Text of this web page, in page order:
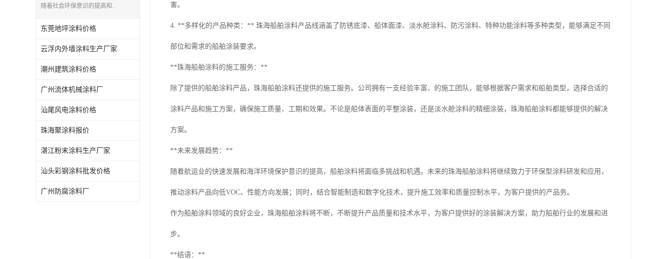
随着社会环保意识的提高和..
东莞地坪涂料价格
云浮内外墙涂料生产厂家
潮州建筑涂料价格
广州流体机械涂料厂
汕尾风电涂料价格
珠海聚涂料报价
湛江粉末涂料生产厂家
汕头彩钢涂料批发价格
广州防腐涂料厂
害。
4. **多样化的产品种类：** 珠海船舶涂料产品线涵盖了防锈底漆、船体面漆、淡水舱涂料、防污涂料、特种功能涂料等多种类型，能够满足不同
部位和需求的船舶涂装要求。
**珠海船舶涂料的施工服务：**
除了提供的船舶涂料产品，珠海船舶涂料还提供的施工服务。公司拥有一支经验丰富、的施工团队，能够根据客户需求和船舶类型，选择合适的
涂料产品和施工方案，确保施工质量、工期和效果。不论是船体表面的平整涂装，还是淡水舱涂料的精细涂装，珠海船舶涂料都能够提供的解决
方案。
**未来发展趋势：**
随着航运业的快速发展和海洋环境保护意识的提高，船舶涂料将面临多挑战和机遇。未来的珠海船舶涂料将继续致力于环保型涂料研发和应用，
推动涂料产品向低VOC、性能方向发展；同时，结合智能制造和数字化技术，提升施工效率和质量控制水平，为客户提供的产品务。
作为船舶涂料领域的良好企业，珠海船舶涂料将不断，不断提升产品质量和技术水平，为客户提供好的涂装解决方案，助力船舶行业的发展和进
步。
**结语：**